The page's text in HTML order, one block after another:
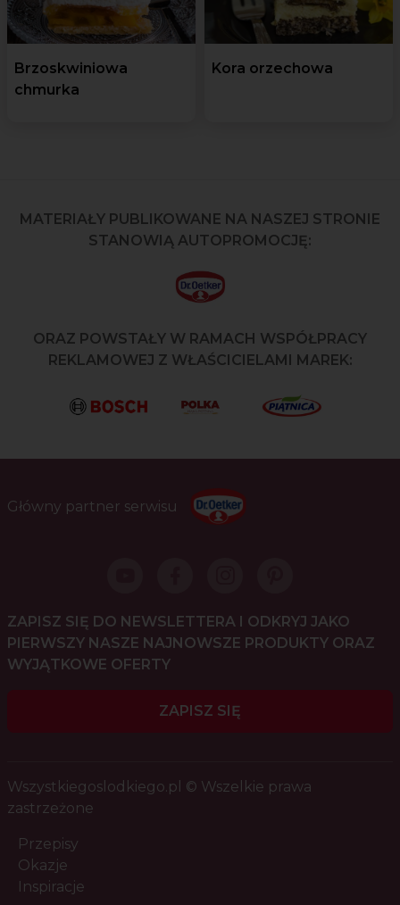
Brzoskwiniowa
chmurka
Kora orzechowa
MATERIAŁY PUBLIKOWANE NA NASZEJ STRONIE
STANOWIĄ AUTOPROMOCJĘ:
ORAZ POWSTAŁY W RAMACH WSPÓŁPRACY
REKLAMOWEJ Z WŁAŚCICIELAMI MAREK:
Główny partner serwisu
ZAPISZ SIĘ DO NEWSLETTERA I ODKRYJ JAKO
PIERWSZY NASZE NAJNOWSZE PRODUKTY ORAZ
WYJĄTKOWE OFERTY
ZAPISZ SIĘ
Wszystkiegoslodkiego.pl © Wszelkie prawa
zastrzeżone
Przepisy
Okazje
Inspiracje